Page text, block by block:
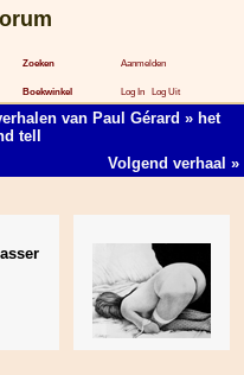
Zoeken
Boekwinkel
Aanmelden
Log In Log Uit
van Paul Gérard » het
tell
Volgend verhaal »